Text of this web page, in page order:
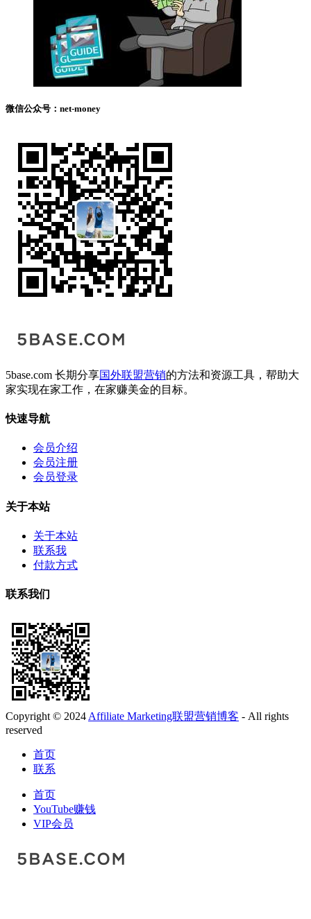
微信公众号：net-money
5base.com 长期分享国外联盟营销的方法和资源工具，帮助大
家实现在家工作，在家赚美金的目标。
快速导航
会员介绍
会员注册
会员登录
关于本站
关于本站
联系我
付款方式
联系我们
Copyright © 2024 Affiliate Marketing联盟营销博客 - All rights
reserved
首页
联系
首页
YouTube赚钱
VIP会员